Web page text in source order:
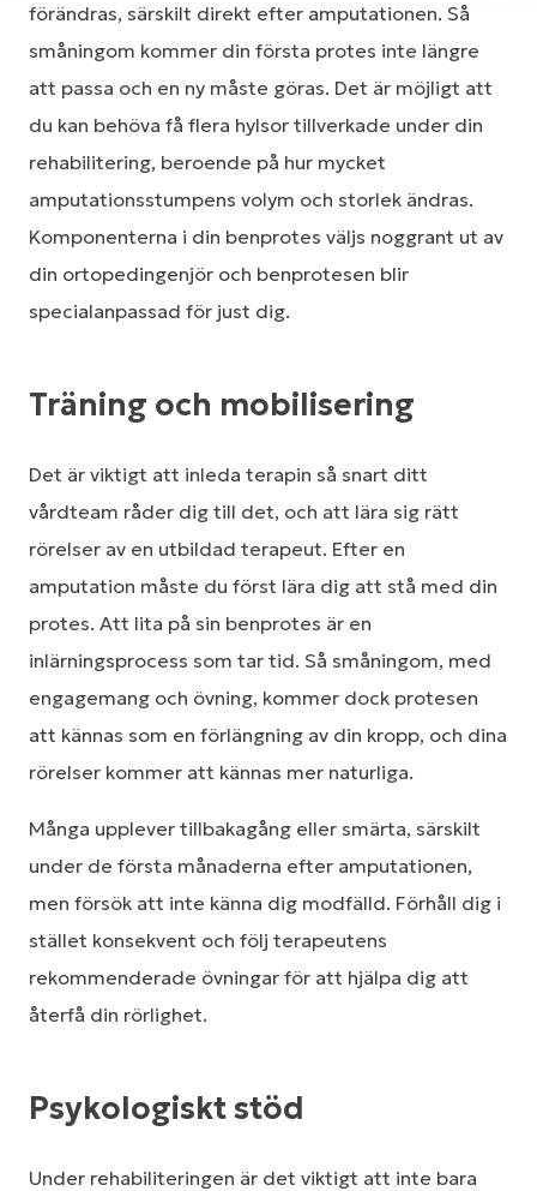
förändras, särskilt direkt efter amputationen. Så
småningom kommer din första protes inte längre
att passa och en ny måste göras. Det är möjligt att
du kan behöva få flera hylsor tillverkade under din
rehabilitering, beroende på hur mycket
amputationsstumpens volym och storlek ändras.
Komponenterna i din benprotes väljs noggrant ut av
din ortopedingenjör och benprotesen blir
specialanpassad för just dig.
Träning och mobilisering
Det är viktigt att inleda terapin så snart ditt
vårdteam råder dig till det, och att lära sig rätt
rörelser av en utbildad terapeut. Efter en
amputation måste du först lära dig att stå med din
protes. Att lita på sin benprotes är en
inlärningsprocess som tar tid. Så småningom, med
engagemang och övning, kommer dock protesen
att kännas som en förlängning av din kropp, och dina
rörelser kommer att kännas mer naturliga.
Många upplever tillbakagång eller smärta, särskilt
under de första månaderna efter amputationen,
men försök att inte känna dig modfälld. Förhåll dig i
stället konsekvent och följ terapeutens
rekommenderade övningar för att hjälpa dig att
återfå din rörlighet.
Psykologiskt stöd
Under rehabiliteringen är det viktigt att inte bara